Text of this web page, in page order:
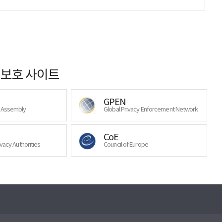
호 사이트
GPEN
Global Privacy Enforcement Network
Authorities
CoE
Council of Europe